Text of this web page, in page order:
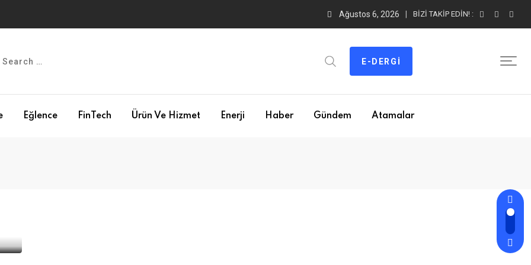
Ağustos 6, 2026 BIZI TAKIP EDIN! :
E-DERGI
Eğlence FinTech Ürün Ve Hizmet Enerji Haber Gündem Atamalar